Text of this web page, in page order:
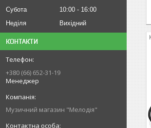
Субота
10:00
16:00
Неділя
Вихідний
КОНТАКТИ
+380 (66) 652-31-19
Менеджер
Музичний магазин "Мелодія"